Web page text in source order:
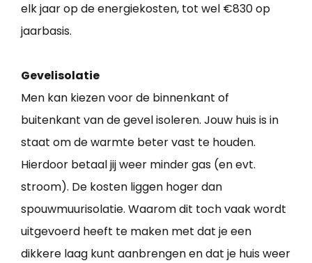
elk jaar op de energiekosten, tot wel €830 op
jaarbasis.
Gevelisolatie
Men kan kiezen voor de binnenkant of
buitenkant van de gevel isoleren. Jouw huis is in
staat om de warmte beter vast te houden.
Hierdoor betaal jij weer minder gas (en evt.
stroom). De kosten liggen hoger dan
spouwmuurisolatie. Waarom dit toch vaak wordt
uitgevoerd heeft te maken met dat je een
dikkere laag kunt aanbrengen en dat je huis weer